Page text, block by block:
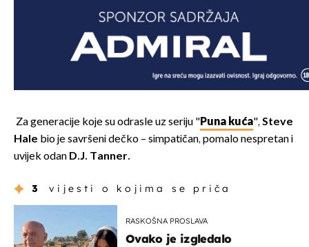
Za generacije koje su odrasle uz seriju "Puna kuća",Steve
Hale bio je savršeni dečko – simpatičan, pomalo nespretan i
uvijek odan D.J. Tanner.
3 vijesti o kojima se priča
RASKOŠNA PROSLAVA
Ovako je izgledalo